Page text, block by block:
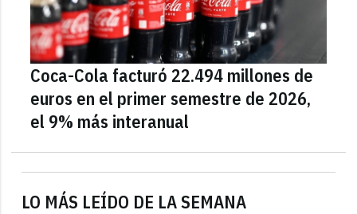
LO MÁS LEÍDO DE LA SEMANA
Coca-Cola facturó 22.494 millones de
euros en el primer semestre de 2026,
el 9% más interanual